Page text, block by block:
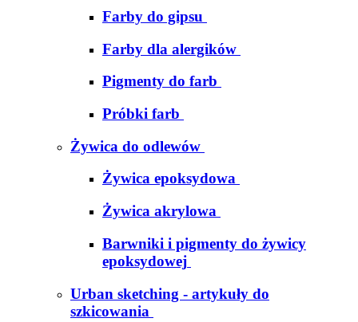
Farby do gipsu
Farby dla alergików
Pigmenty do farb
Próbki farb
Żywica do odlewów
Żywica epoksydowa
Żywica akrylowa
Barwniki i pigmenty do żywicy
epoksydowej
Urban sketching - artykuły do
szkicowania